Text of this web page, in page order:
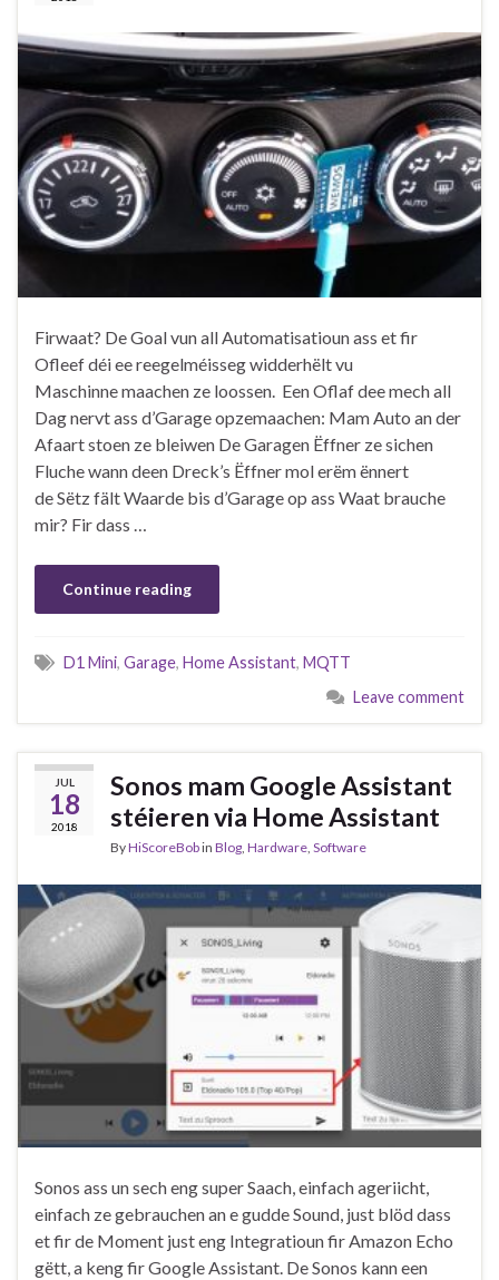
Firwaat? De Goal vun all Automatisatioun ass et fir
Ofleef déi ee reegelméisseg widderhëlt vu
Maschinne maachen ze loossen. Een Oflaf dee mech all
Dag nervt ass d’Garage opzemaachen: Mam Auto an der
Afaart stoen ze bleiwen De Garagen Ëffner ze sichen
Fluche wann deen Dreck’s Ëffner mol erëm ënnert
de Sëtz fält Waarde bis d’Garage op ass Waat brauche
mir? Fir dass …
Continue reading
D1 Mini, Garage, Home Assistant, MQTT
Leave comment
JUL
18
2018
Sonos mam Google Assistant
stéieren via Home Assistant
ByHiScoreBobin Blog, Hardware, Software
Sonos ass un sech eng super Saach, einfach ageriicht,
einfach ze gebrauchen an e gudde Sound, just blöd dass
et fir de Moment just eng Integratioun fir Amazon Echo
gëtt, a keng fir Google Assistant. De Sonos kann een